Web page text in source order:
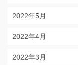
2022年5月
2022年4月
2022年3月